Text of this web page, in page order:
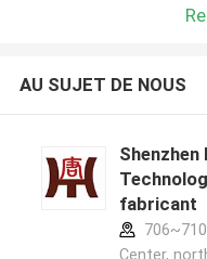
AU SUJET DE NOUS
Shenzhen
fabricant
Center,